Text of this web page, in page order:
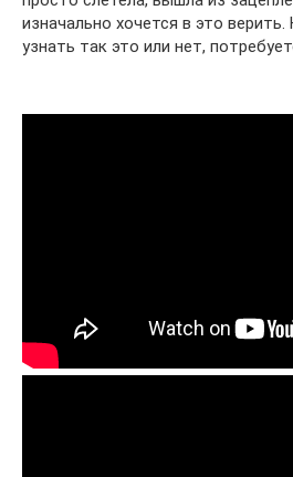
изначально хочется в это
узнать так это или нет,